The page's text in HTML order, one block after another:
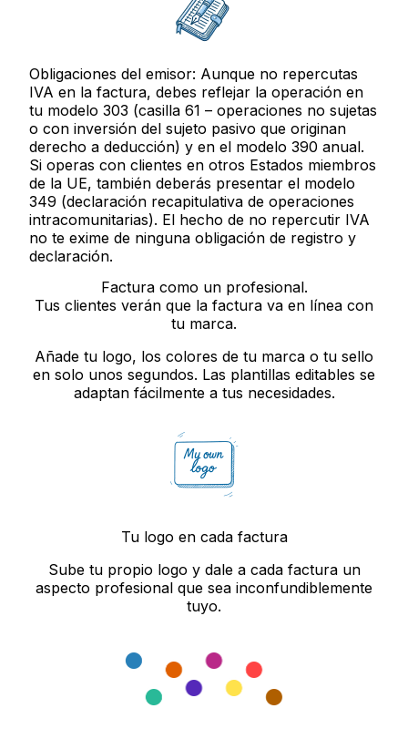
Obligaciones del emisor: Aunque no repercutas
IVA en la factura, debes reflejar la operación en
tu modelo 303 (casilla 61 – operaciones no sujetas
o con inversión del sujeto pasivo que originan
derecho a deducción) y en el modelo 390 anual.
Si operas con clientes en otros Estados miembros
de la UE, también deberás presentar el modelo
349 (declaración recapitulativa de operaciones
intracomunitarias). El hecho de no repercutir IVA
no te exime de ninguna obligación de registro y
declaración.
Factura como un profesional.
Tus clientes verán que la factura va en línea con
tu marca.
Añade tu logo, los colores de tu marca o tu sello
en solo unos segundos. Las plantillas editables se
adaptan fácilmente a tus necesidades.
Tu logo en cada factura
Sube tu propio logo y dale a cada factura un
aspecto profesional que sea inconfundiblemente
tuyo.